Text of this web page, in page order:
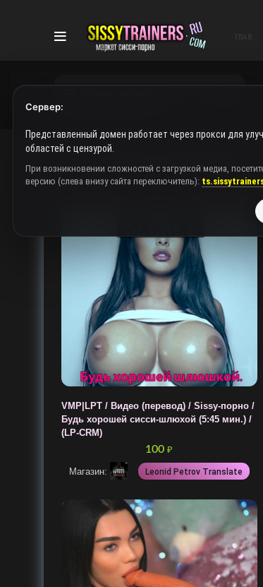
Главная Переводы от Леонида Петрова
VMP|LPT / Видео (перевод) / Sissy-порно /
Будь хорошей сисси-шлюхой (5:45 мин.) /
(LP-CRM)
100₽
Магазин: Leonid Petrov Translate
Сервер:
Представленный домен работает через прокси для
областей с цензурой.
При возникновении сложностей с загрузкой медиа,
версию (слева внизу сайта переключитель):